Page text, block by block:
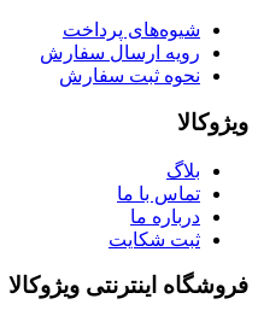
شیوه‌های پرداخت
رویه ارسال سفارش
نحوه ثبت سفارش
ویژوکالا
بلاگ
تماس با ما
درباره ما
ثبت شکایت
فروشگاه اینترنتی ویژوکالا